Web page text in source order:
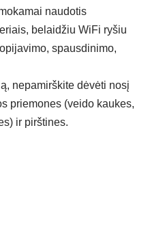
naudotis
belaidžiu WiFi ryšiu
spausdinimo,
nepamirškite dėvėti nosį
priemones (veido kaukes,
ir pirštines.